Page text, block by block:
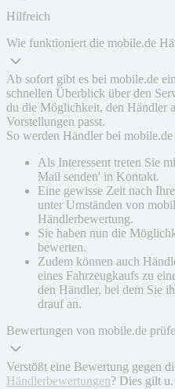
Hilfreich
Wie funktioniert die mobile.de
Ab sofort gibt es bei mobile.de
schnellen Überblick über den
du die Möglichkeit, den Händler
Vorstellungen passt.
So werden Händler bei
Als Interessent treten Sie
Mail senden' in Kontakt.
Eine gewisse Zeit nach
unter Umständen von
Händlerbewertung.
Sie haben nun die
bewerten.
Zudem können auch
eines Fahrzeugkaufs zu
den Händler, bei dem Sie
drauf an.
Bewertungen von mobile.de
Verstößt eine Bewertung gegen
Händlerbewertungen? Dies gilt